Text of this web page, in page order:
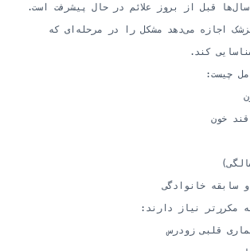
قبل از بروز علائم در حال پیشرفت است.
اجازه می‌دهد مشکل را در مرحله‌ای که
کند.
چیست:
خون
و سابقه خانوادگی
مکررتر نیاز دارند:
قلبی زودرس